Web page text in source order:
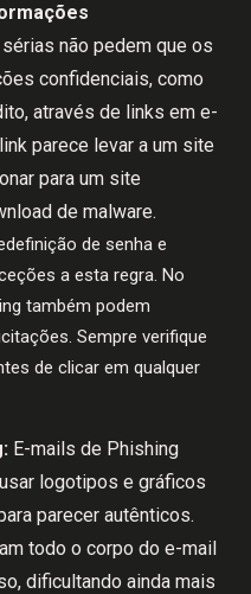
não pedem que os
confidenciais, como
através de links em e-
parece levar a um site
para um site
de malware.
de senha e
a esta regra. No
também podem
Sempre verifique
de clicar em qualquer
E-mails de Phishing
logotipos e gráficos
parecer autênticos.
todo o corpo do e-mail
dificultando ainda mais